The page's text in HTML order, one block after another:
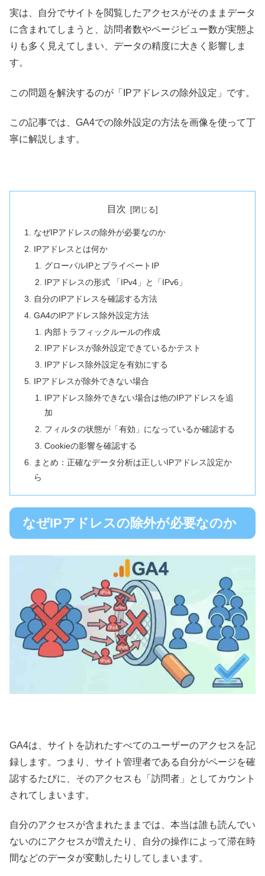
実は、自分でサイトを閲覧したアクセスがそのままデータ
に含まれてしまうと、訪問者数やページビュー数が実態よ
りも多く見えてしまい、データの精度に大きく影響しま
す。
この問題を解決するのが「IPアドレスの除外設定」です。
この記事では、GA4での除外設定の方法を画像を使って丁
寧に解説します。
目次
なぜIPアドレスの除外が必要なのか
IPアドレスとは何か
グローバルIPとプライベートIP
IPアドレスの形式 「IPv4」と「IPv6」
自分のIPアドレスを確認する方法
GA4のIPアドレス除外設定方法
内部トラフィックルールの作成
IPアドレスが除外設定できているかテスト
IPアドレス除外設定を有効にする
IPアドレスが除外できない場合
IPアドレス除外できない場合は他のIPアドレスを追
加
フィルタの状態が「有効」になっているか確認する
Cookieの影響を確認する
まとめ：正確なデータ分析は正しいIPアドレス設定か
ら
なぜIPアドレスの除外が必要なのか
GA4は、サイトを訪れたすべてのユーザーのアクセスを記
録します。つまり、サイト管理者である自分がページを確
認するたびに、そのアクセスも「訪問者」としてカウント
されてしまいます。
自分のアクセスが含まれたままでは、本当は誰も読んでい
ないのにアクセスが増えたり、自分の操作によって滞在時
間などのデータが変動したりしてしまいます。